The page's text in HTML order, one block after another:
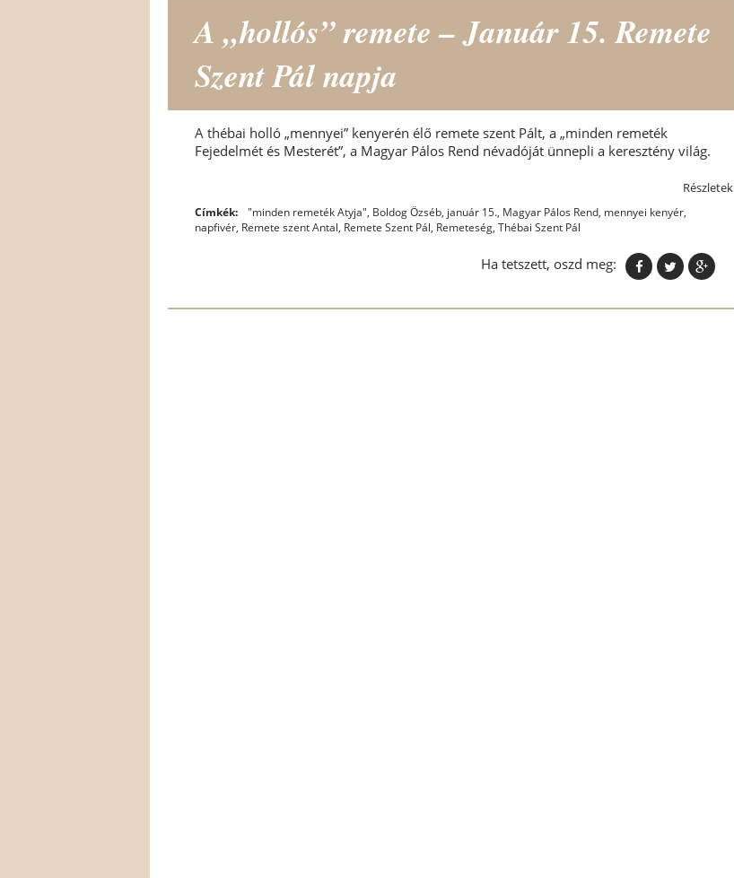
A „hollós” remete – Január 15. Remete
Szent Pál napja
A thébai holló „mennyei” kenyerén élő remete szent Pált, a „minden remeték
Fejedelmét és Mesterét”, a Magyar Pálos Rend névadóját ünnepli a keresztény világ.
Részletek
Címkék: "minden remeték Atyja", Boldog Özséb, január 15., Magyar Pálos Rend, mennyei kenyér,
napfivér, Remete szent Antal, Remete Szent Pál, Remeteség, Thébai Szent Pál
Ha tetszett, oszd meg: